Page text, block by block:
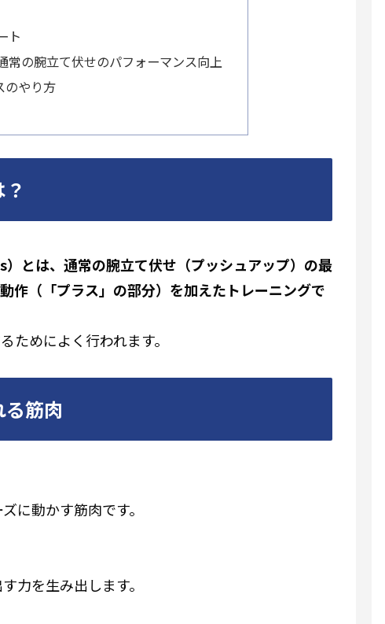
ト
の腕立て伏せのパフォーマンス向上
のやり方
とは、通常の腕立て伏せ（プッシュアップ）の最
作（「プラス」の部分）を加えたトレーニングで
ためによく行われます。
筋肉
に動かす筋肉です。
力を生み出します。